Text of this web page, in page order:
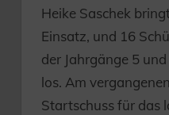
Heike Saschek
Einsatz, und 16
der Jahrgänge 5
los. Am
Startschuss für das